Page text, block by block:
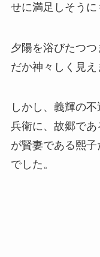
せに満足しそうに
夕陽を浴びたつ
だか神々しく見え
しかし、義輝の
兵衛に、故郷で
が賢妻である熙
でした。